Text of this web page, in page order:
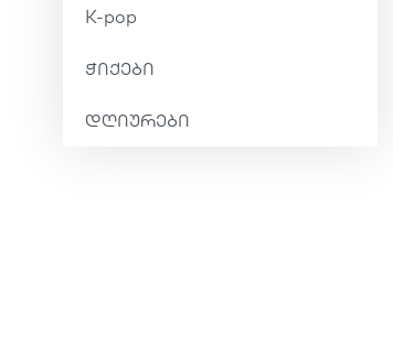
K-pop
ჭიქები
დღიურები